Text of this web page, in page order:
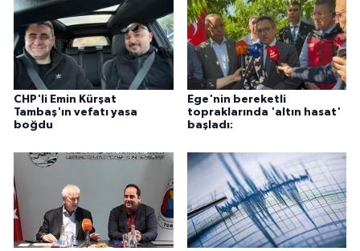
CHP'li Emin Kürşat
Tambaş'ın vefatı yasa
boğdu
Ege'nin bereketli
topraklarında 'altın hasat'
başladı: